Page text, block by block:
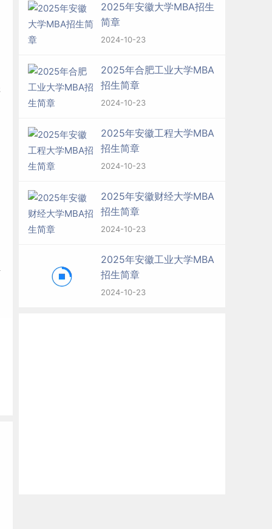
2025年安徽大学MBA招生
简章
2024-10-23
2025年合肥工业大学MBA
招生简章
2024-10-23
2025年安徽工程大学MBA
招生简章
2024-10-23
2025年安徽财经大学MBA
招生简章
2024-10-23
2025年安徽工业大学MBA
招生简章
2024-10-23